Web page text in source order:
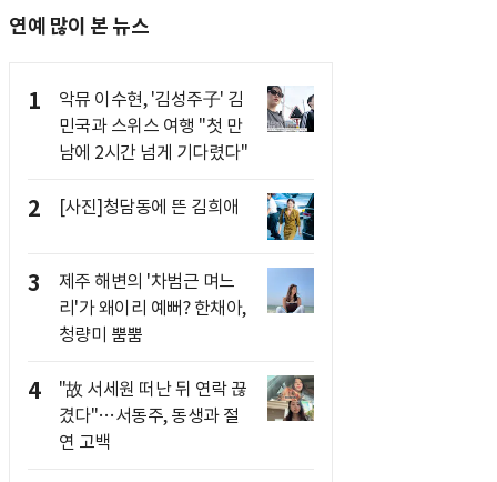
연예 많이 본 뉴스
1
악뮤 이수현, '김성주子' 김
민국과 스위스 여행 "첫 만
남에 2시간 넘게 기다렸다"
2 [사진]청담동에 뜬 김희애
3
제주 해변의 '차범근 며느
리'가 왜이리 예뻐? 한채아,
청량미 뿜뿜
4
"故 서세원 떠난 뒤 연락 끊
겼다"…서동주, 동생과 절
연 고백